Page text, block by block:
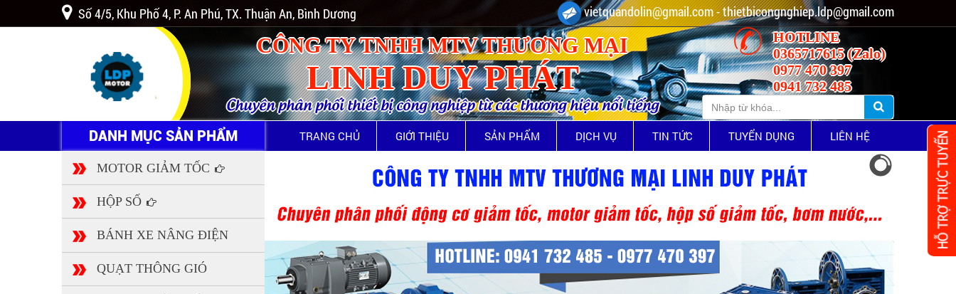
Số 4/5, Khu Phố 4, P. An Phú, TX. Thuận An, Bình Dương vietquandolin@gmail.com - thietbicongnghiep.ldp@gmail.com
CÔNG TY TNHH MTV THƯƠNG MẠI
LINH DUY PHÁT
Chuyên phân phối thiết bị công nghiệp từ các thương hiệu nổi tiếng
HOTLINE
0365717615 (Zalo)
0977 470 397
0941 732 485
DANH MỤC SẢN PHẨM TRANG CHỦ GIỚI THIỆU SẢN PHẨM DỊCH VỤ TIN TỨC TUYỂN DỤNG LIÊN HỆ
MOTOR GIẢM TỐC
HỘP SỐ
BÁNH XE NÂNG ĐIỆN
QUẠT THÔNG GIÓ